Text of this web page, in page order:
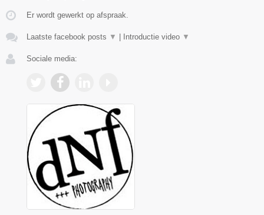
Er wordt gewerkt op afspraak.
Laatste facebook posts ▼ Introductie video ▼
Sociale media: